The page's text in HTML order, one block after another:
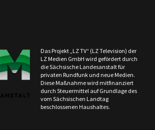
Das Projekt „LZ TV“ (LZ Television) der
LZ Medien GmbH wird gefördert durch
die Sächsische Landesanstalt für
privaten Rundfunk und neue Medien.
Diese Maßnahme wird mitfinanziert
durch Steuermittel auf Grundlage des
vom Sächsischen Landtag
beschlossenen Haushaltes.